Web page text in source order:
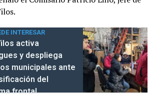
INTERESAR
activa
y despliega
municipales ante
del
frontal